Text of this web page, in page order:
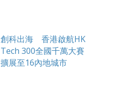
創科出海 香港啟航HK
Tech 300全國千萬大賽
擴展至16內地城市